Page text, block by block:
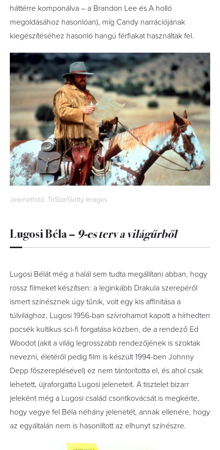
háttérre komponálva – a Brandon Lee és A holló
megoldásához hasonlóan), míg Candy narrációjának
kiegészítéséhez hasonló hangú férfiakat használtak fel.
Jelenetfotó: TriStar/Getty Images
Lugosi Béla – 9-es terv a világűrből
Lugosi Bélát még a halál sem tudta megállítani abban, hogy
rossz filmeket készítsen: a leginkább Drakula szerepéről
ismert színésznek úgy tűnik, volt egy kis affinitása a
túlvilághoz. Lugosi 1956-ban szívrohamot kapott a hírhedten
pocsék kultikus sci-fi forgatása közben, de a rendező Ed
Woodot (akit a világ legrosszabb rendezőjének is szoktak
nevezni, életéről pedig film is készült 1994-ben Johnny
Depp főszereplésével) ez nem tántorította el, és ahol csak
lehetett, újraforgatta Lugosi jeleneteit. A tisztelet bizarr
jeleként még a Lugosi család csontkovácsát is megkérte,
hogy vegye fel Béla néhány jelenetét, annak ellenére, hogy
az egyáltalán nem is hasonlított az elhunyt színészre.